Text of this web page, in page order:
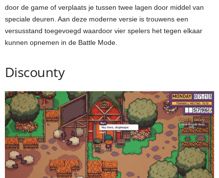
door de game of verplaats je tussen twee lagen door middel van
speciale deuren. Aan deze moderne versie is trouwens een
versusstand toegevoegd waardoor vier spelers het tegen elkaar
kunnen opnemen in de Battle Mode.
Discounty